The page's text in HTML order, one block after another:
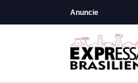
Anuncie